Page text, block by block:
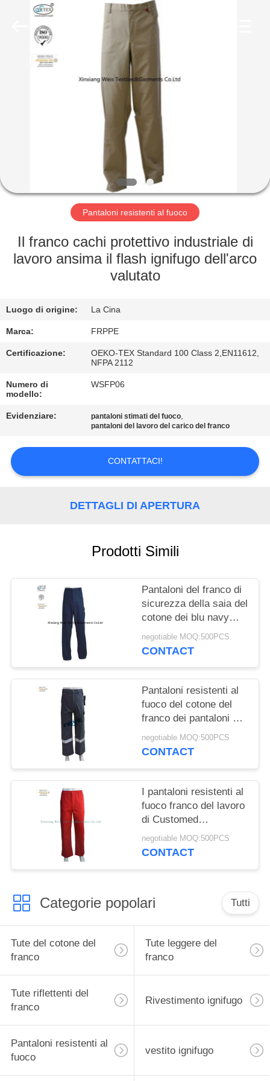
CASA
GIRO
FABBRICA
QUALITÀ
CONTATTICI
RICHIEDA
UNA
CITAZIONE
MAPPA
Textiles&Garments
Pantaloni resistenti al fuoco
Il franco cachi protettivo industriale di
lavoro ansima il flash ignifugo dell'arco
valutato
Luogo di origine: La Cina
Marca: FRPPE
Certificazione:
OEKO-TEX Standard 100 Class 2,EN11612,
NFPA 2112
Numero di
modello:
WSFP06
Evidenziare: pantaloni stimati del fuoco,
pantaloni del lavoro del carico del franco
CONTATTACI!
DETTAGLI DI APERTURA
Prodotti Simili
Pantaloni del franco di
sicurezza della saia del
cotone dei blu navy
360gsm per le industrie
del gas dell'olio
negotiable MOQ:500PCS
CONTACT
Pantaloni resistenti al
fuoco del cotone del
franco dei pantaloni di
EN11611 310gsm con
nastri adesivi riflettenti
negotiable MOQ:500PCS
CONTACT
I pantaloni resistenti al
fuoco franco del lavoro
di Customed
NFPA2112 hanno
isolato gli in generale
negotiable MOQ:500PCS
CONTACT
Categorie popolari Tutti
Tute del cotone del
franco
Tute leggere del
franco
Tute riflettenti del
franco
Rivestimento ignifugo
Pantaloni resistenti al
fuoco
vestito ignifugo